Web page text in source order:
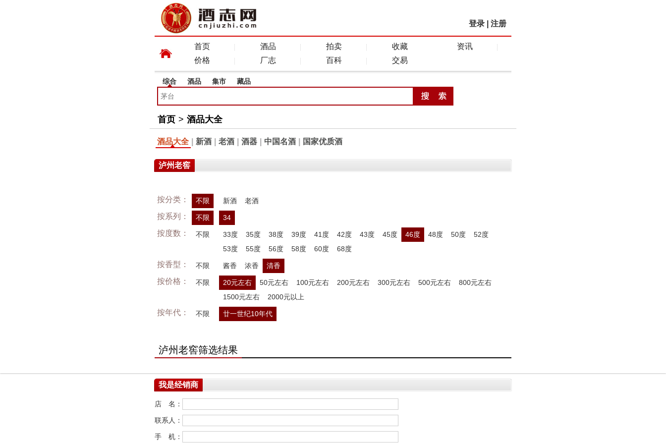
登录 注册
首页 酒品 拍卖 收藏
资讯
价格
厂志 百科 交易
综合 酒品 集市 藏品
首页 > 酒品大全
酒品大全 新酒 老酒 酒器 中国名酒 国家优质酒
泸州老窖
按分类： 不限 新酒 老酒
按系列： 不限 34
按度数： 不限 33度 35度 38度 39度 41度 42度 43度 45度 46度 48度 50度
52度
53度
55度 56度 58度 60度 68度
按香型： 不限 酱香 浓香 清香
按价格： 不限 20元左右 50元左右 100元左右 200元左右 300元左右 500元左右
800元左右
1500元左右
2000元以上
按年代： 不限 廿一世纪10年代
泸州老窖筛选结果
我是经销商
店 名：
联系人：
手 机：